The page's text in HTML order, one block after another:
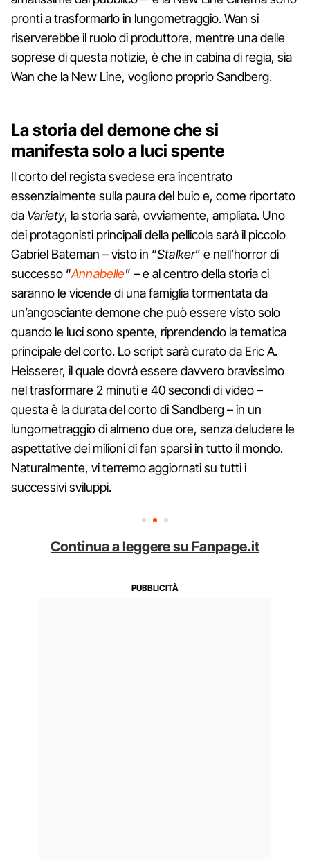
pronti a trasformarlo in lungometraggio. Wan si
riserverebbe il ruolo di produttore, mentre una delle
soprese di questa notizie, è che in cabina di regia, sia
Wan che la New Line, vogliono proprio Sandberg.
La storia del demone che si
manifesta solo a luci spente
Il corto del regista svedese era incentrato
essenzialmente sulla paura del buio e, come riportato
da Variety, la storia sarà, ovviamente, ampliata. Uno
dei protagonisti principali della pellicola sarà il piccolo
Gabriel Bateman – visto in “Stalker” e nell’horror di
successo “Annabelle” – e al centro della storia ci
saranno le vicende di una famiglia tormentata da
un’angosciante demone che può essere visto solo
quando le luci sono spente, riprendendo la tematica
principale del corto. Lo script sarà curato da Eric A.
Heisserer, il quale dovrà essere davvero bravissimo
nel trasformare 2 minuti e 40 secondi di video –
questa è la durata del corto di Sandberg – in un
lungometraggio di almeno due ore, senza deludere le
aspettative dei milioni di fan sparsi in tutto il mondo.
Naturalmente, vi terremo aggiornati su tutti i
successivi sviluppi.
Continua a leggere su Fanpage.it